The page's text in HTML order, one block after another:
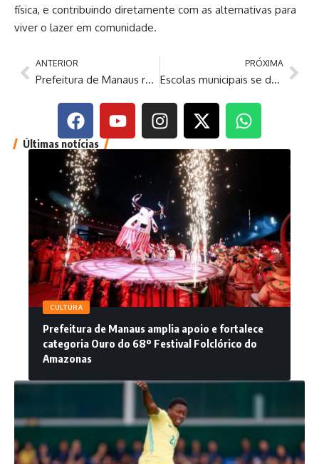
física, e contribuindo diretamente com as alternativas para
viver o lazer em comunidade.
ANTERIOR
Prefeitura de Manaus reforça segurança viária com nova etapa de sinalização em quatro zonas da cidade
PRÓXIMA
Escolas municipais se destacam na final do voleibol mirim das Municipíadas
Últimas notícias
CULTURA
Prefeitura de Manaus amplia apoio e fortalece
categoria Ouro do 68º Festival Folclórico do
Amazonas